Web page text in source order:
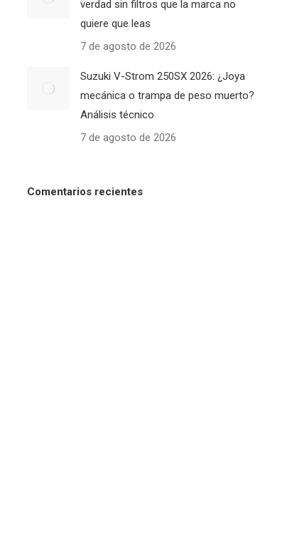
verdad sin filtros que la marca no
quiere que leas
7 de agosto de 2026
Suzuki V-Strom 250SX 2026: ¿Joya
mecánica o trampa de peso muerto?
Análisis técnico
7 de agosto de 2026
Comentarios recientes